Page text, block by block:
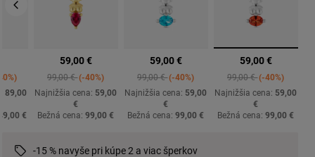
from
89,00
€
59,00 €
Price reduced from
99,00 €to-40%
Najnižšia cena: 59,00
€
Bežná cena:99,00 €
59,00 €
Price reduced from
99,00 €to-40%
Najnižšia cena: 59,00
€
Bežná cena:99,00 €
vybrané
59,00 €
Price reduced from
99,00 €to-40%
Najnižšia cena: 59,00
€
Bežná cena:99,00 €
-15 % navyše pri kúpe 2 a viac šperkov